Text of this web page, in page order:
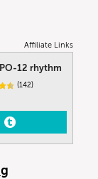
Affiliate Links
12 rhythm
(142)